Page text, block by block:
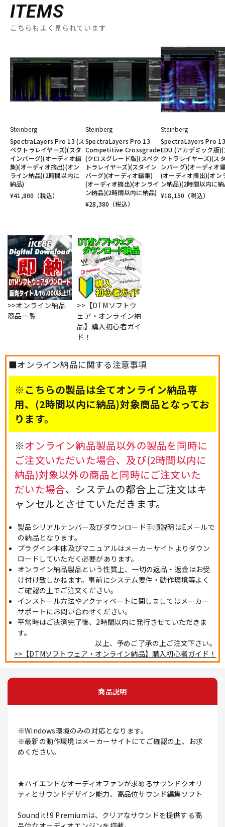
ITEMS
こちらもよく見られています
Steinberg
SpectraLayers Pro 13 (ス
ペクトラレイヤーズ)(スタ
インバーグ)(オーディオ編
集)(オーディオ摘出)(オン
ライン納品)(2時間以内に
納品)
¥41,800 （税込）
Steinberg
SpectraLayers Pro 13
Competitive Crossgrade
(クロスグレード版)(スペク
トラレイヤーズ)(スタイン
バーグ)(オーディオ編集)
(オーディオ摘出)(オンライ
ン納品)(2時間以内に納品)
¥28,380 （税込）
Steinberg
SpectraLayers Pro 13
EDU (アカデミック版)(
クトラレイヤーズ)(ス
ンバーグ)(オーディオ
(オーディオ摘出)(オン
ン納品)(2時間以内に
¥18,150 （税込）
>>オンライン納品
商品一覧
>>【DTMソフトウ
ェア・オンライン納
品】購入初心者ガイ
ド！
■オンライン納品に関する注意事項
※こちらの製品は全てオンライン納品専
用、(2時間以内に納品)対象商品となってお
ります。
※オンライン納品製品以外の製品を同時に
ご注文いただいた場合、及び(2時間以内に
納品)対象以外の商品と同時にご注文いた
だいた場合、システムの都合上ご注文はキ
ャンセルとさせていただきます。
製品シリアルナンバー及びダウンロード手順説明はEメールで
の納品となります。
プラグイン本体及びマニュアルはメーカーサイトよりダウン
ロードしていただく必要があります。
オンライン納品製品という性質上、一切の返品・返金はお受
け付け致しかねます。事前にシステム要件・動作環境等よく
ご確認の上でご注文ください。
インストール方法やアクティベートに関しましてはメーカー
サポートにお問い合わせください。
平常時はご決済完了後、2時間以内に発行させていただきま
す。
以上、予めご了承の上ご注文下さい。
>>【DTMソフトウェア・オンライン納品】購入初心者ガイド！
商品説明
※Windows環境のみの対応となります。
※最新の動作環境はメーカーサイトにてご確認の上、お求
めください。
★ハイエンドなオーディオファンが求めるサウンドクオリ
ティとサウンドデザイン能力、高品位サウンド編集ソフト
Sound it! 9 Premiumは、クリアなサウンドを提供する高